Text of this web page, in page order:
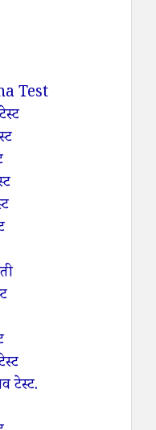
Test
टेस्ट.